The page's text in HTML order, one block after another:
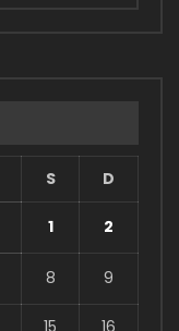
S D
1 2
8 9
15 16